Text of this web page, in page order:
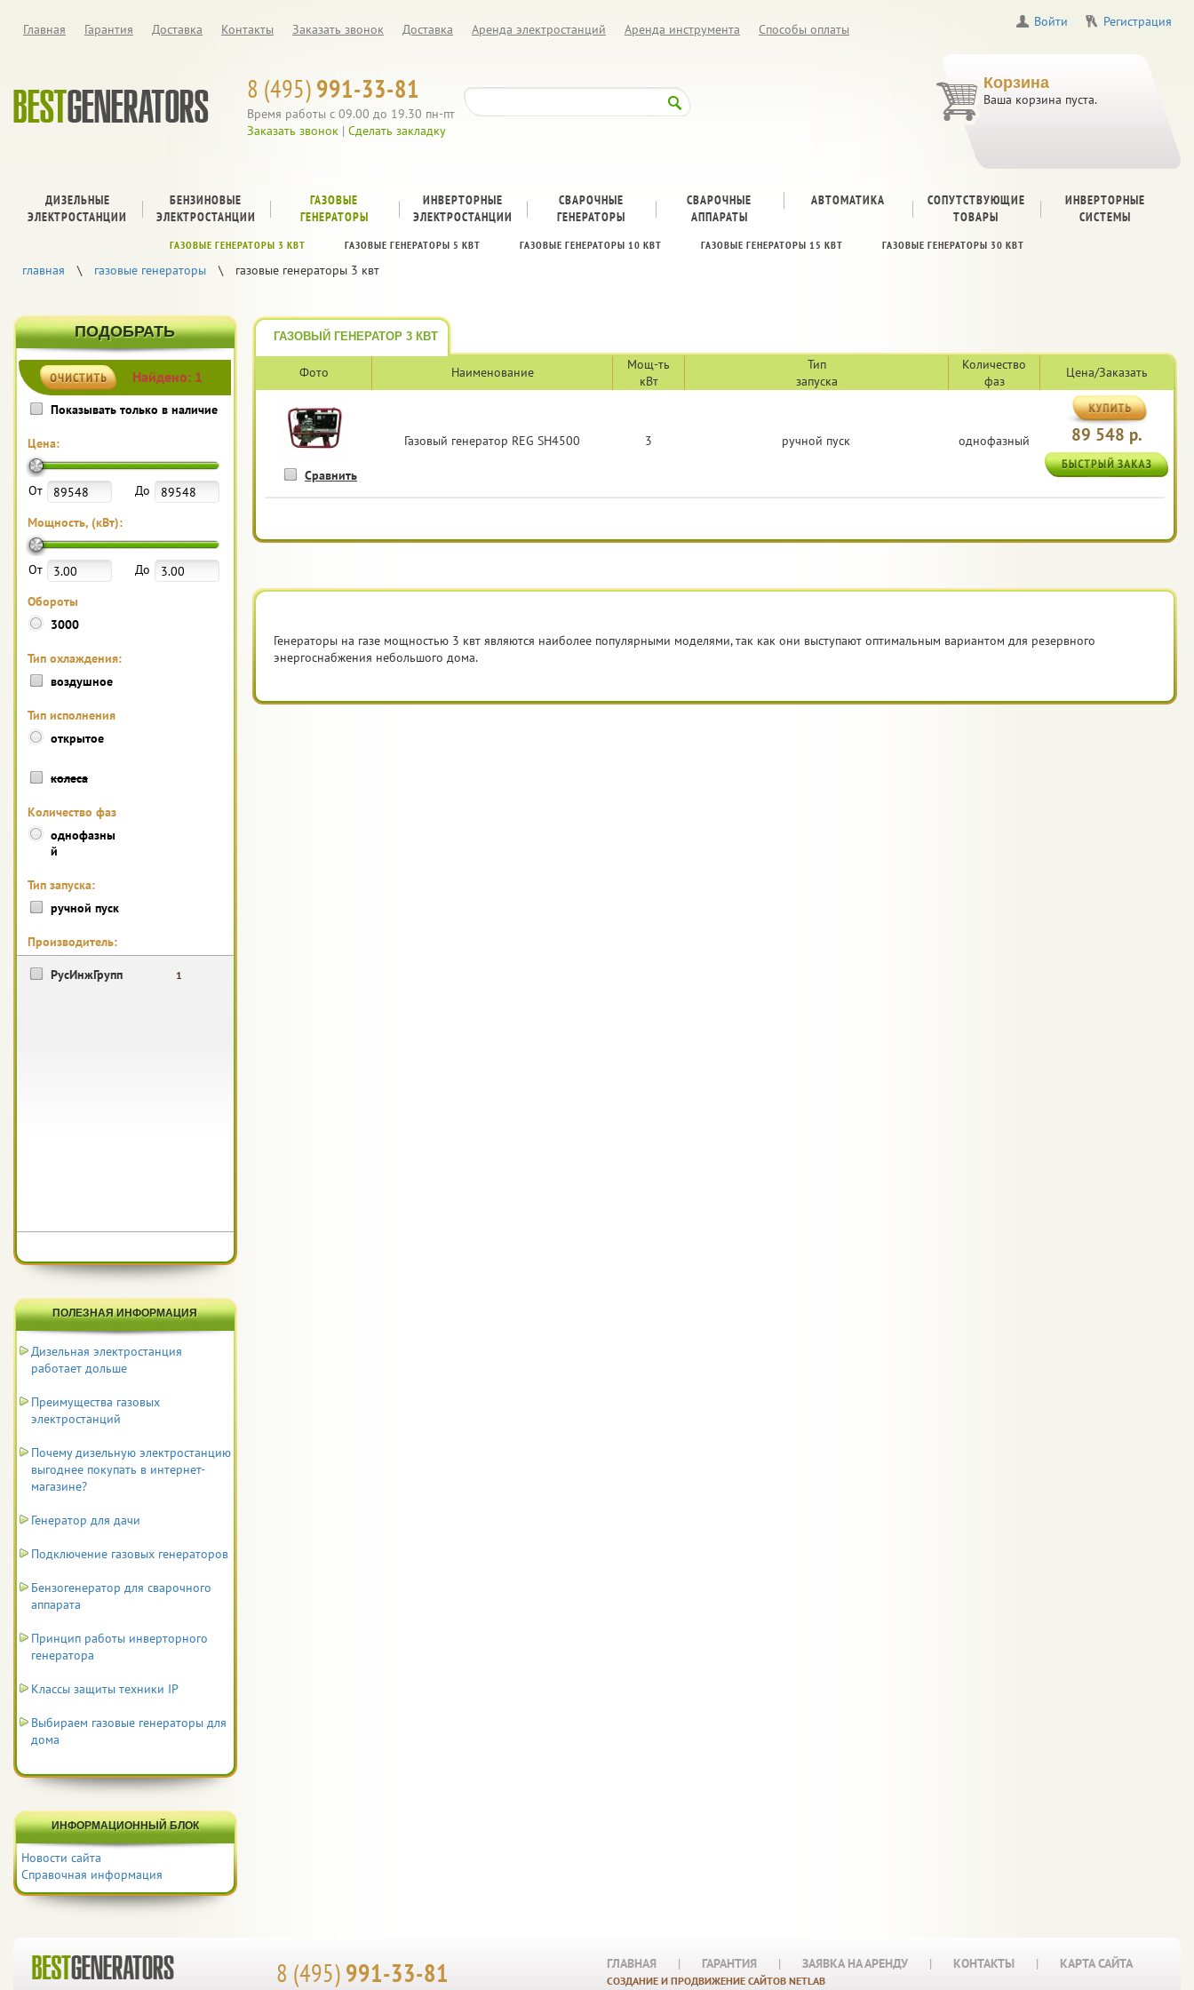
Главная Гарантия Доставка Контакты Заказать звонок Доставка Аренда электростанций Аренда инструмента Способы оплаты Войти Регистрация
8 (495)991-33-81
Время работы с 09.00 до 19.30 пн-пт
Заказать звонок| Сделать закладку
Корзина
Ваша корзина пуста.
ДИЗЕЛЬНЫЕ
ЭЛЕКТРОСТАНЦИИ
БЕНЗИНОВЫЕ
ЭЛЕКТРОСТАНЦИИ
ГАЗОВЫЕ
ГЕНЕРАТОРЫ
ГАЗОВЫЕ ГЕНЕРАТОРЫ 3 КВТ ГАЗОВЫЕ ГЕНЕРАТОРЫ 5 КВТ ГАЗОВЫЕ ГЕНЕРАТОРЫ 10 КВТ ГАЗОВЫЕ ГЕНЕРАТОРЫ 15 КВТ ГАЗОВЫЕ ГЕНЕРАТОРЫ 30 КВТ
ИНВЕРТОРНЫЕ
ЭЛЕКТРОСТАНЦИИ
СВАРОЧНЫЕ
ГЕНЕРАТОРЫ
CВАРОЧНЫЕ
АППАРАТЫ
АВТОМАТИКА
СОПУТСТВУЮЩИЕ
ТОВАРЫ
ИНВЕРТОРНЫЕ
СИСТЕМЫ
главная \ газовые генераторы \ газовые генераторы 3 квт
ГАЗОВЫЙ ГЕНЕРАТОР 3 КВТ
Фото Наименование
Мощ-ть
кВт
Тип
запуска
Количество
фаз
Цена/Заказать
Сравнить
Газовый генератор REG SH4500 3 ручной пуск однофазный 89 548 р.
Генераторы на газе мощностью 3 квт являются наиболее популярными моделями, так как они выступают оптимальным вариантом для резервного
энергоснабжения небольшого дома.
ПОДОБРАТЬ
Найдено: 1
Показывать только в наличие
Цена:
От
До
Мощность, (кВт):
От
До
Обороты
3000
Тип охлаждения:
воздушное
Тип исполнения
открытое
колеса
Количество фаз
однофазны
й
Тип запуска:
ручной пуск
Производитель:
РусИнжГрупп 1
ПОЛЕЗНАЯ ИНФОРМАЦИЯ
Дизельная электростанция
работает дольше
Преимущества газовых
электростанций
Почему дизельную электростанцию
выгоднее покупать в интернет-
магазине?
Генератор для дачи
Подключение газовых генераторов
Бензогенератор для сварочного
аппарата
Принцип работы инверторного
генератора
Классы защиты техники IP
Выбираем газовые генераторы для
дома
ИНФОРМАЦИОННЫЙ БЛОК
Новости сайта
Справочная информация
8 (495)991-33-81 ГЛАВНАЯ | ГАРАНТИЯ | ЗАЯВКА НА АРЕНДУ | КОНТАКТЫ | КАРТА САЙТА
СОЗДАНИЕ И ПРОДВИЖЕНИЕ САЙТОВ NETLAB